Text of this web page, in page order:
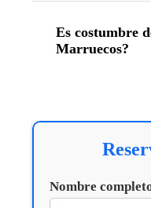
Es costumbre
Marruecos?
Nombre